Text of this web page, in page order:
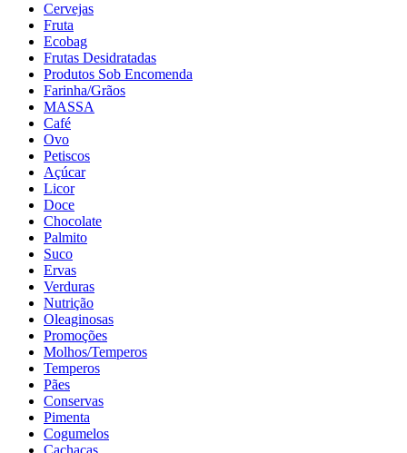
Cervejas
Fruta
Ecobag
Frutas Desidratadas
Produtos Sob Encomenda
Farinha/Grãos
MASSA
Café
Ovo
Petiscos
Açúcar
Licor
Doce
Chocolate
Palmito
Suco
Ervas
Verduras
Nutrição
Oleaginosas
Promoções
Molhos/Temperos
Temperos
Pães
Conservas
Pimenta
Cogumelos